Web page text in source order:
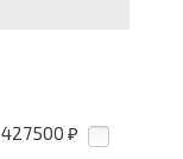
427500 ₽